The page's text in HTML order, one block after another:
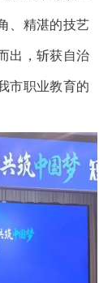
、精湛的技艺
出，斩获自治
市职业教育的